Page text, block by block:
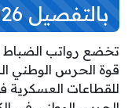
بالتفصيل 2026
تخضع رواتب الضباط
قوة الحرس الوطني
للقطاعات العسكرية